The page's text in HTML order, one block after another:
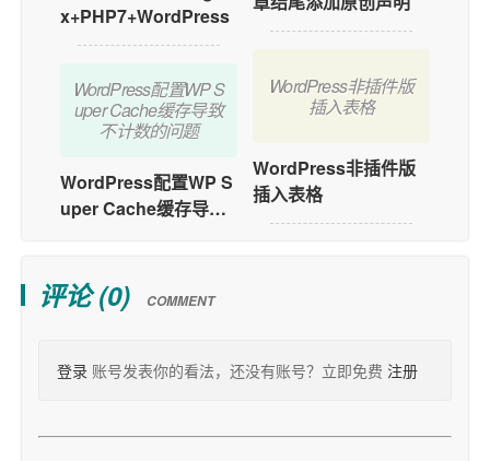
x+PHP7+WordPress
WordPress配置WP S
uper Cache缓存导致
不计数的问题
WordPress配置WP S
uper Cache缓存导致
WordPress非插件版
插入表格
WordPress非插件版
插入表格
评论 (0) COMMENT
登录 账号发表你的看法，还没有账号？立即免费 注册